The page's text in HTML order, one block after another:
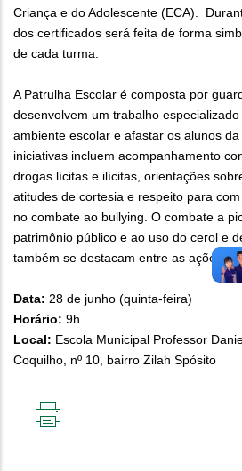
Criança e do Adolescente (ECA).
dos certificados será feita de forma
de cada turma.
A Patrulha Escolar é composta por
desenvolvem um trabalho
ambiente escolar e afastar os alunos
iniciativas incluem acompanhamento
drogas lícitas e ilícitas, orientações
atitudes de cortesia e respeito para
no combate ao bullying. O combate a
patrimônio público e ao uso do cerol e
também se destacam entre as ações
Data: 28 de junho (quinta-feira)
Horário: 9h
Local: Escola Municipal Professor
Coquilho, nº 10, bairro Zilah Spósito